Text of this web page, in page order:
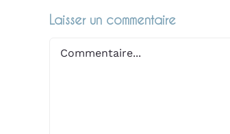
Laisser un commentaire
Commentaire